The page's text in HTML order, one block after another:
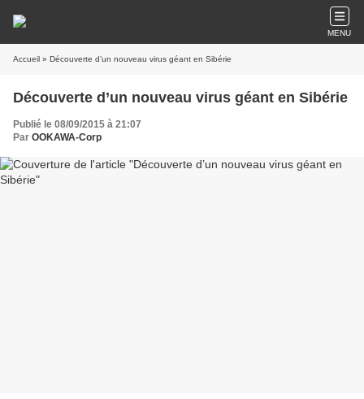
MENU
Accueil » Découverte d’un nouveau virus géant en Sibérie
Découverte d’un nouveau virus géant en Sibérie
Publié le 08/09/2015 à 21:07
Par OOKAWA-Corp